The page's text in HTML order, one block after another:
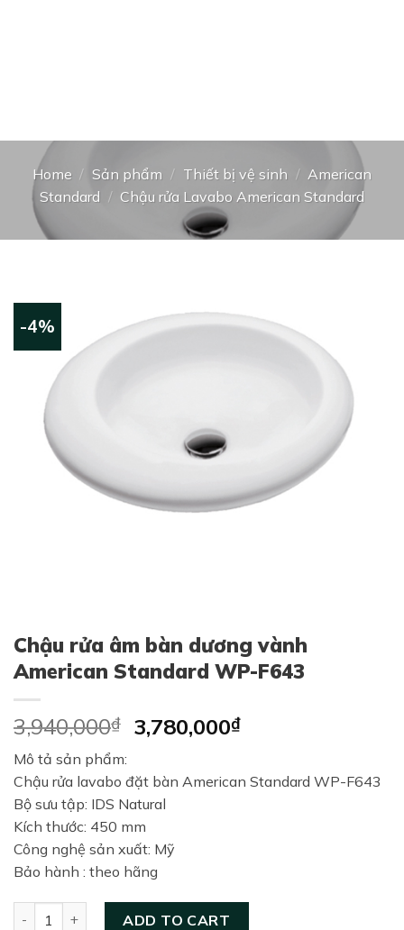
Home / Sản phẩm / Thiết bị vệ sinh / American
Standard / Chậu rửa Lavabo American Standard
-4%
Chậu rửa âm bàn dương vành
American Standard WP-F643
3,940,000₫
Original
3,940,000₫.
3,780,000₫Current
3,780,000₫.
Mô tả sản phẩm:
Chậu rửa lavabo đặt bàn American Standard WP-F643
Bộ sưu tập: IDS Natural
Kích thước: 450 mm
Công nghệ sản xuất: Mỹ
Bảo hành : theo hãng
ADD TO CART